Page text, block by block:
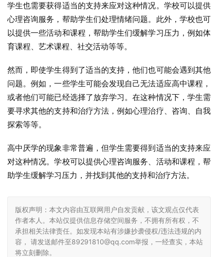
学生也需要获得适当的支持来应对这种情况。学校可以提供
心理咨询服务，帮助学生们处理情绪问题。此外，学校也可
以提供一些活动和课程，帮助学生们缓解学习压力，例如体
育课程、艺术课程、社交活动等等。
然而，即使学生得到了适当的支持，他们也可能会遇到其他
问题。例如，一些学生可能会发现自己无法适应高中课程，
或者他们可能已经选择了放弃学习。在这种情况下，学生需
要寻求其他的支持和治疗方法，例如心理治疗、咨询、自我
探索等等。
高中厌学的现象非常普遍，但学生需要得到适当的支持来应
对这种情况。学校可以提供心理咨询服务、活动和课程，帮
助学生缓解学习压力，并找到其他的支持和治疗方法。
版权声明：本文内容由互联网用户自发贡献，该文观点仅代表
作者本人。本站仅提供信息存储空间服务，不拥有所有权，不
承担相关法律责任。如发现本站有涉嫌抄袭侵权/违法违规的内
容， 请发送邮件至89291810@qq.com举报，一经查实，本站
将立刻删除。